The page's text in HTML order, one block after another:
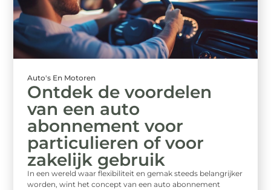
Auto's En Motoren
Ontdek de voordelen
van een auto
abonnement voor
particulieren of voor
zakelijk gebruik
In een wereld waar flexibiliteit en gemak steeds belangrijker
worden, wint het concept van een auto abonnement